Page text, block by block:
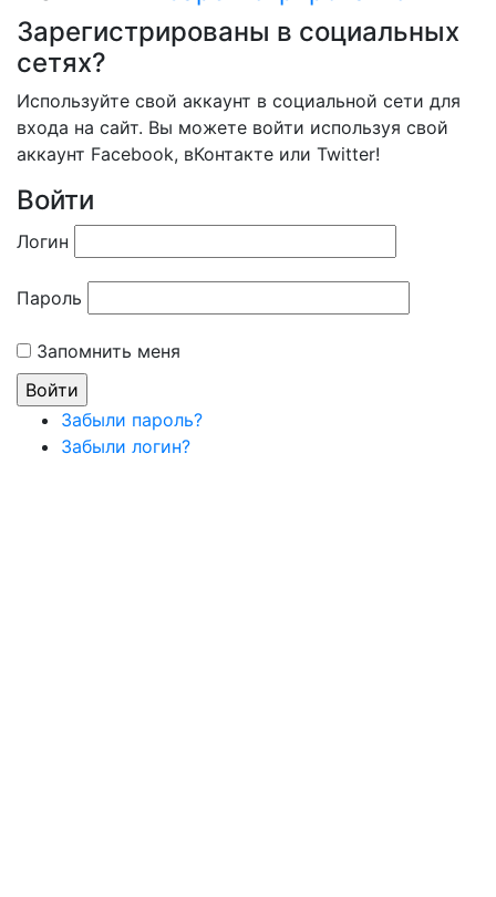
Зарегистрированы в социальных
сетях?
Используйте свой аккаунт в социальной сети для
входа на сайт. Вы можете войти используя свой
аккаунт Facebook, вКонтакте или Twitter!
Войти
Логин
Пароль
Запомнить меня
Забыли пароль?
Забыли логин?